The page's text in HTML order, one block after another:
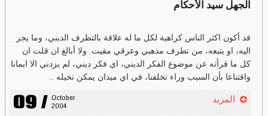
الجهل سيد الأحكام
قد أكون اكثر الناس كراهية لكل ما له علاقة بالتطرف الديني، وما يجر
اليه، او يتبعه، من تطرف مذهبي وعرقي مقيت. ولا أبالغ ان قلت ان
كل ما قرأته عن موضوع الفكر الديني، اي فكر ديني، لم يزدني الا ايمانا
واقتناعا بأن السبب وراء تخلفنا، في اي ميدان يمكن تخيله ..
09 / October
2004
المزيد